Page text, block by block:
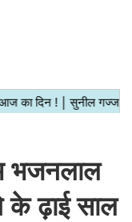
भजनलाल
के ढ़ाई साल